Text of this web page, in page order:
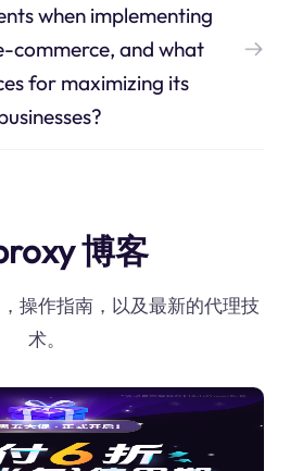
when implementing
commerce, and what
for maximizing its
博客
操作指南，以及最新的代理技
术。